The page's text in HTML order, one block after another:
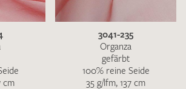
cm
3041-235
Organza
gefärbt
100% reine Seide
35 g/lfm, 137 cm